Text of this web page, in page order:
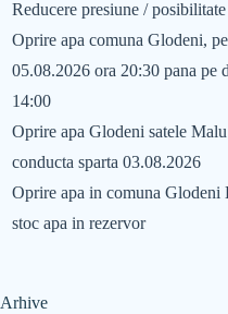
Reducere presiune /
Oprire apa comuna Glodeni,
05.08.2026 ora 20:30 pana pe
14:00
Oprire apa Glodeni satele
conducta sparta 03.08.2026
Oprire apa in comuna Glodeni
stoc apa in rezervor
Arhive